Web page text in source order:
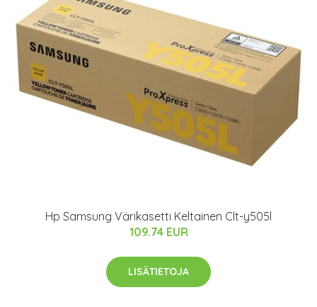
Hp Samsung Värikasetti Keltainen Clt-y505l
109.74 EUR
LISÄTIETOJA